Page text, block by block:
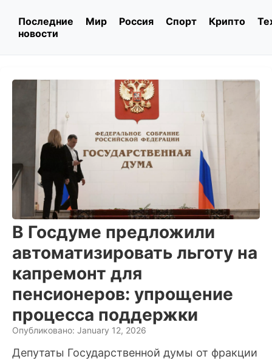
Последние
новости
Мир Россия Спорт Крипто
В Госдуме предложили
автоматизировать льготу на
капремонт для
пенсионеров: упрощение
процесса поддержки
Опубликовано: January 12, 2026
Депутаты Государственной думы от фракции